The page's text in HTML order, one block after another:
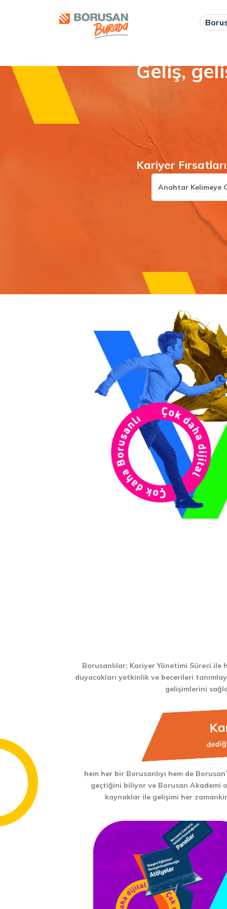
Geliş,
Borusanlılar; Kariyer Yönetimi Süreci
duyacakları yetkinlik ve becerileri
gelişimlerini
hem her bir Borusanlıyı hem de
geçtiğini biliyor ve Borusan Akademi
kaynaklar ile gelişimi her
Kariyer